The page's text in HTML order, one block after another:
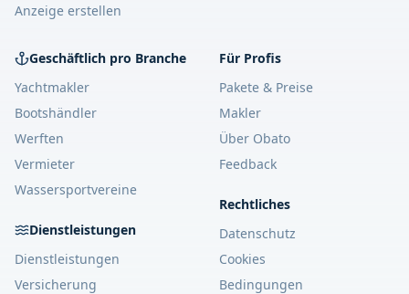
Anzeige erstellen
Geschäftlich pro Branche
Yachtmakler
Bootshändler
Werften
Vermieter
Wassersportvereine
Dienstleistungen
Dienstleistungen
Versicherung
Für Profis
Pakete & Preise
Makler
Über Obato
Feedback
Rechtliches
Datenschutz
Cookies
Bedingungen